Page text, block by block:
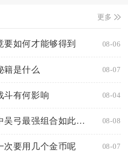
更多
如何才能够得到 08-06
籍是什么 08-07
斗有何影响 08-04
为何少年三国志零中吴弓最强组合如此厉害 08-08
次要用几个金币呢 08-07